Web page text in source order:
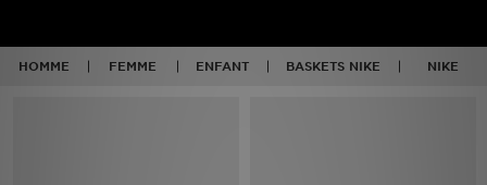
HOMME FEMME ENFANT BASKETS NIKE NIKE